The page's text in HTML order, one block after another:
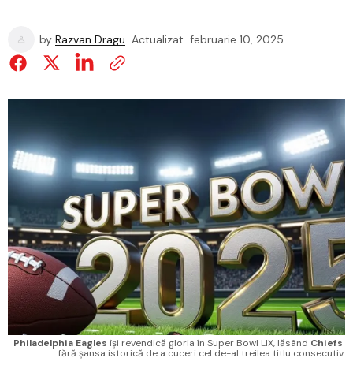
by Razvan Dragu Actualizat februarie 10, 2025
Philadelphia Eagles își revendică gloria în Super Bowl LIX, lăsând Chiefs
fără șansa istorică de a cuceri cel de-al treilea titlu consecutiv.